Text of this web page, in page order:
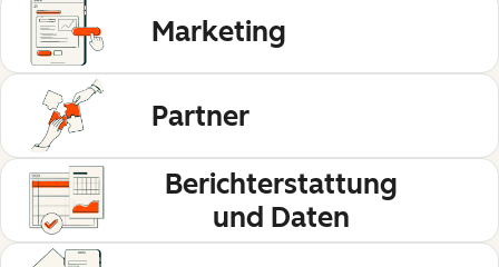
Marketing
Partner
Berichterstattung
und Daten